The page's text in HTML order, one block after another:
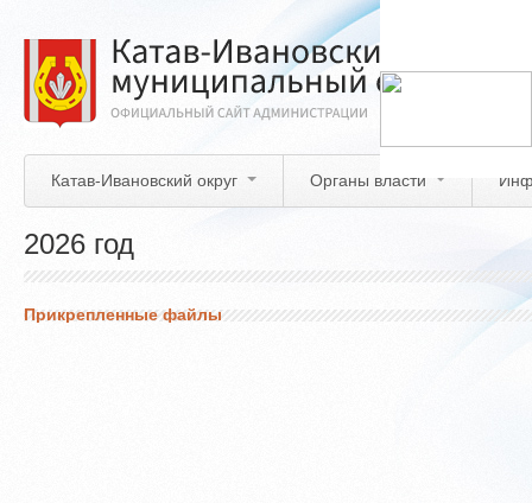
основному
содержанию
Катав-Ивановский округ Органы власти
2026 год
Прикрепленные файлы